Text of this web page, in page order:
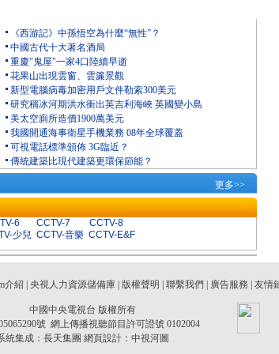
《西游記》中孫悟空為什麼“無性”？
中國古代十大著名酒局
重慶"鬼屋"一家4口陸續早逝
花果山出現雲窗、雲簾景觀
新型電腦病毒加密用戶文件勒索300美元
研究稱冰河期洪水衝出英吉利海峽 英國變小島
美太空廁所造價1900萬美元
我國開通海事衛星手機業務 08年全球覆蓋
可視電話標準頒佈 3G臨近？
傳統建築比現代建築更環保節能？
更多>>
6 CCTV-7
CCTV-8
少兒 CCTV-音樂 CCTV-E&F
介紹| 央視人力資源儲備庫| 版權聲明 聯繫我們 廣告服務 友情
中國中央電視台 版權所有
號 網上傳播視聽節目許可證號 0102004
統集成： 長天集團 網頁設計： 中視河圖